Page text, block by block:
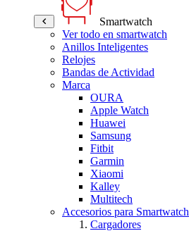
Smartwatch
Ver todo en smartwatch
Anillos Inteligentes
Relojes
Bandas de Actividad
Marca
OURA
Apple Watch
Huawei
Samsung
Fitbit
Garmin
Xiaomi
Kalley
Multitech
Accesorios para Smartwatch
Cargadores